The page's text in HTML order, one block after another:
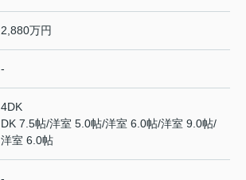
2,880万円
-
4DK
DK 7.5帖/洋室 5.0帖/洋室 6.0帖/洋室 9.0帖/
洋室 6.0帖